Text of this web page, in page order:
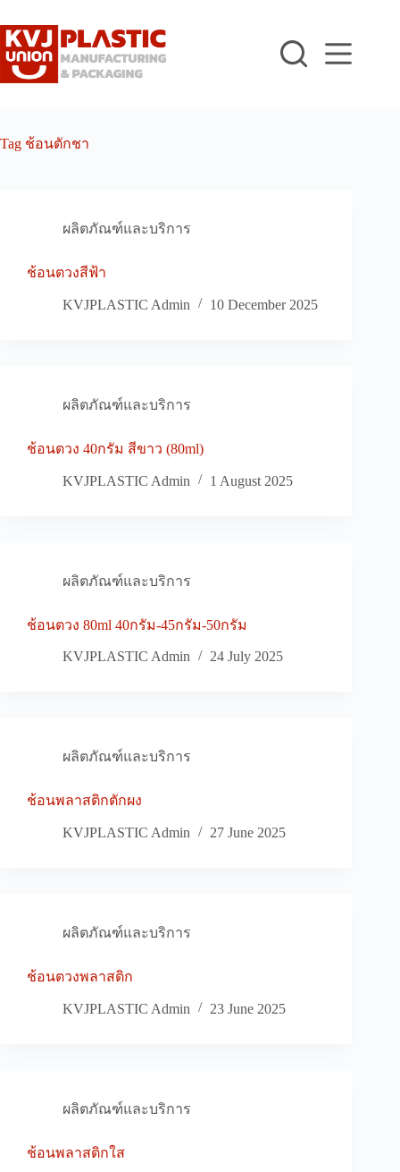
to
content
Tag ช้อนตักชา
ผลิตภัณฑ์และบริการ
ช้อนตวงสีฟ้า
KVJPLASTIC Admin 10 December 2025
ผลิตภัณฑ์และบริการ
ช้อนตวง 40กรัม สีขาว (80ml)
KVJPLASTIC Admin 1 August 2025
ผลิตภัณฑ์และบริการ
ช้อนตวง 80ml 40กรัม-45กรัม-50กรัม
KVJPLASTIC Admin 24 July 2025
ผลิตภัณฑ์และบริการ
ช้อนพลาสติกตักผง
KVJPLASTIC Admin 27 June 2025
ผลิตภัณฑ์และบริการ
ช้อนตวงพลาสติก
KVJPLASTIC Admin 23 June 2025
ผลิตภัณฑ์และบริการ
ช้อนพลาสติกใส